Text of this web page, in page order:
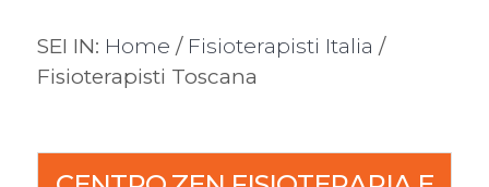
SEI IN: Home / Fisioterapisti Italia /
Fisioterapisti Toscana